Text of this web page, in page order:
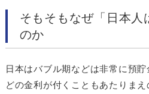
そもそもなぜ「日本人
のか
日本はバブル期などは非常に預
どの金利が付くこともあたりま